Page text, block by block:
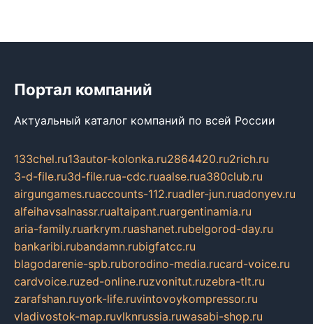
Портал компаний
Актуальный каталог компаний по всей России
133chel.ru13autor-kolonka.ru2864420.ru2rich.ru
3-d-file.ru3d-file.rua-cdc.ruaalse.rua380club.ru
airgungames.ruaccounts-112.ruadler-jun.ruadonyev.ru
alfeihavsalnassr.rualtaipant.ruargentinamia.ru
aria-family.ruarkrym.ruashanet.rubelgorod-day.ru
bankaribi.rubandamn.rubigfatcc.ru
blagodarenie-spb.ruborodino-media.rucard-voice.ru
cardvoice.ruzed-online.ruzvonitut.ruzebra-tlt.ru
zarafshan.ruyork-life.ruvintovoykompressor.ru
vladivostok-map.ruvlknrussia.ruwasabi-shop.ru